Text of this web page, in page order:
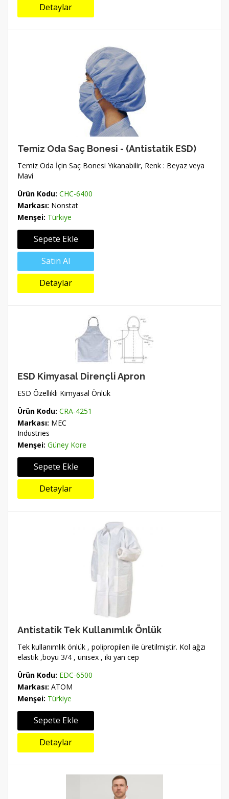
Detaylar
Temiz Oda Saç Bonesi - (Antistatik ESD)
Temiz Oda İçin Saç Bonesi Yıkanabilir, Renk : Beyaz veya
Mavi
Ürün Kodu: CHC-6400
Markası: Nonstat
Menşei: Türkiye
Sepete Ekle
Satın Al
Detaylar
ESD Kimyasal Dirençli Apron
ESD Özellikli Kimyasal Önlük
Ürün Kodu: CRA-4251
Markası: MEC
Industries
Menşei: Güney Kore
Sepete Ekle
Detaylar
Antistatik Tek Kullanımlık Önlük
Tek kullanımlık önlük , polipropilen ile üretilmiştir. Kol ağzı
elastik ,boyu 3/4 , unisex , iki yan cep
Ürün Kodu: EDC-6500
Markası: ATOM
Menşei: Türkiye
Sepete Ekle
Detaylar